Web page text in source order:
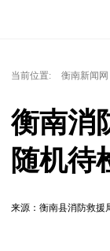
当前位置: 衡南新闻网
衡南消
随机待
来源：衡南县消防救援